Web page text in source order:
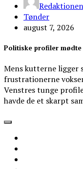
Redaktionen
Tønder
august 7, 2026
Politiske profiler mødte
Mens kutterne ligger
frustrationerne
Venstres tunge
havde de et skarpt